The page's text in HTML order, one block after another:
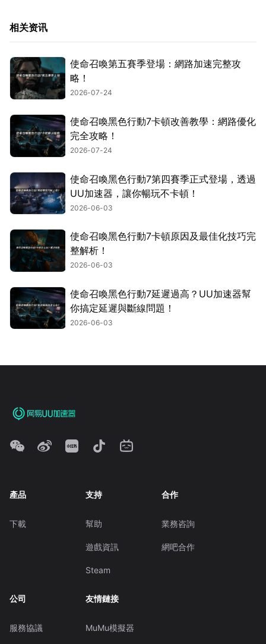
相关资讯
使命召喚第五賽季登場：網路加速完整攻
略！
2026-07-24
使命召喚黑色行動7卡頓改善教學：網路優化
完全攻略！
2026-07-24
使命召喚黑色行動7第四賽季正式登場，透過
UU加速器，讓你暢玩不卡頓！
2026-06-03
使命召喚黑色行動7卡頓原因及最佳化技巧完
整解析！
2026-06-03
使命召喚黑色行動7延遲過高？UU加速器幫
你搞定延遲與斷線問題！
2026-06-03
產品
下載
支持
幫助
遊戲資訊
Steam
合作
業務咨詢
網吧合作
公司
服務協議
友情鏈接
MuMu模擬器